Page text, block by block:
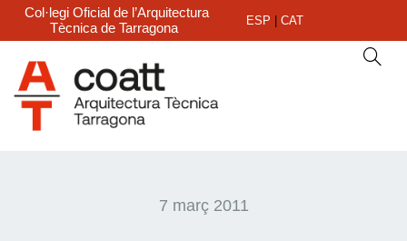
Col·legi Oficial de l’Arquitectura
Tècnica de Tarragona
ESP CAT
7 març 2011